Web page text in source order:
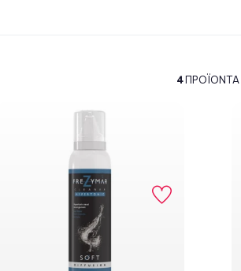
4ΠΡΟΪΌΝΤΑ